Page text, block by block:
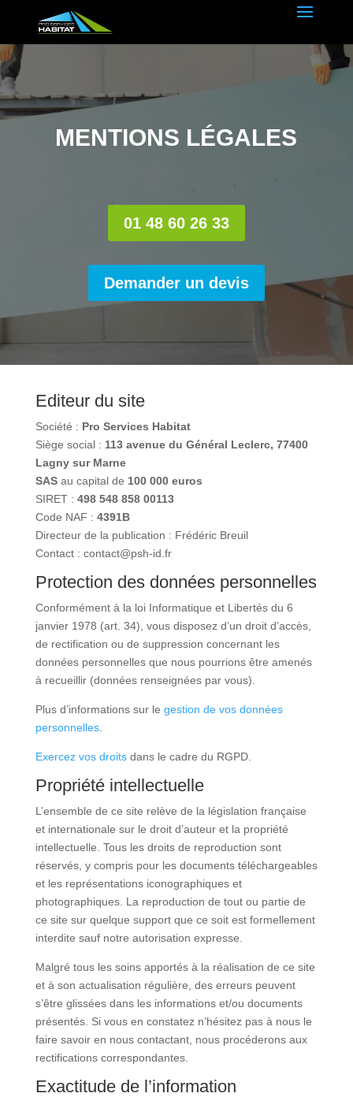
MENTIONS LÉGALES
01 48 60 26 33
Demander un devis
Editeur du site
Société : Pro Services Habitat
Siège social : 113 avenue du Général Leclerc, 77400
Lagny sur Marne
SAS au capital de 100 000 euros
SIRET : 498 548 858 00113
Code NAF : 4391B
Directeur de la publication : Frédéric Breuil
Contact : contact@psh-id.fr
Protection des données personnelles
Conformément à la loi Informatique et Libertés du 6
janvier 1978 (art. 34), vous disposez d’un droit d’accès,
de rectification ou de suppression concernant les
données personnelles que nous pourrions être amenés
à recueillir (données renseignées par vous).
Plus d’informations sur le gestion de vos données
personnelles.
Exercez vos droits dans le cadre du RGPD.
Propriété intellectuelle
L’ensemble de ce site relève de la législation française
et internationale sur le droit d’auteur et la propriété
intellectuelle. Tous les droits de reproduction sont
réservés, y compris pour les documents téléchargeables
et les représentations iconographiques et
photographiques. La reproduction de tout ou partie de
ce site sur quelque support que ce soit est formellement
interdite sauf notre autorisation expresse.
Malgré tous les soins apportés à la réalisation de ce site
et à son actualisation régulière, des erreurs peuvent
s’être glissées dans les informations et/ou documents
présentés. Si vous en constatez n’hésitez pas à nous le
faire savoir en nous contactant, nous procéderons aux
rectifications correspondantes.
Exactitude de l’information